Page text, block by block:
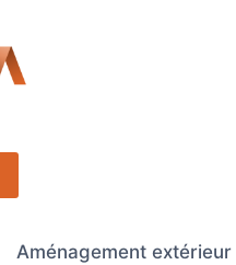
Aménagement extérieur